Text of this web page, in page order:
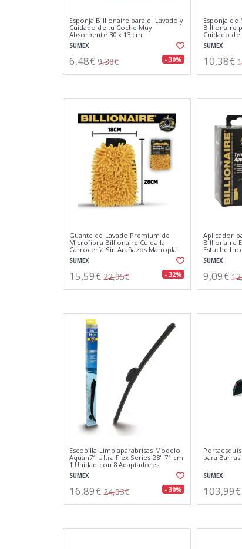
Esponja Billionaire para el Lavado y
Cuidado de tu Coche Muy
Absorbente 30 x 13 cm
SUMEX
6,48€ 9,30€ - 30%
Esponja
Billionaire
Cuidado de
SUMEX
10,38€
Guante de Lavado Premium de
Microfibra Billionaire Cuida la
Carrocería Sin Arañazos Manopla
de Secado y Lavado 26x18 cm
SUMEX
15,59€ 22,95€ - 32%
Aplicador
Billionaire
Estuche
SUMEX
9,09€
Escobilla Limpiaparabrisas Modelo
Aquan71 Ultra Flex Series 28" 71 cm
1 Unidad con 8 Adaptadores
SUMEX
16,89€ 24,03€ - 30%
para
SUMEX
103,99€